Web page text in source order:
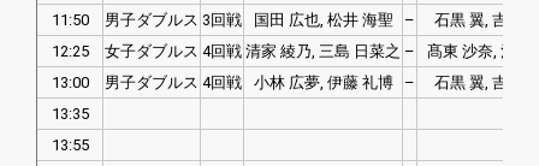
11:50
男子ダブルス 3回戦 国田 広也, 松井 海聖 –
石黒 翼, 吉田
12:25
女子ダブルス 4回戦 清家 綾乃, 三島 日菜之 –
髙東 沙奈, 河渕
13:00
男子ダブルス 4回戦 小林 広夢, 伊藤 礼博 –
石黒 翼, 吉田
13:35
13:55